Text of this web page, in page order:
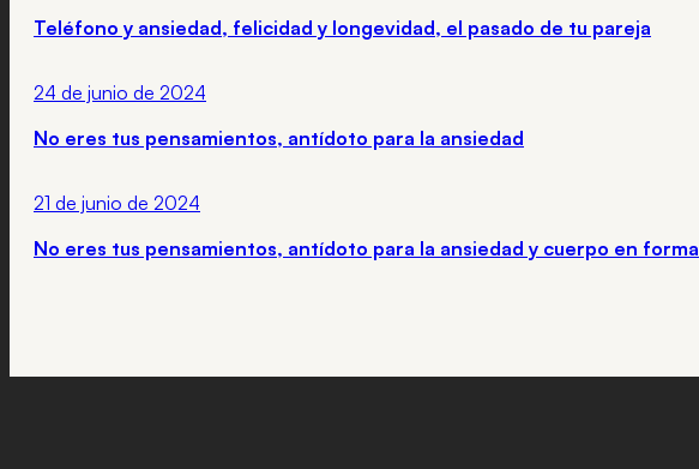
Teléfono y ansiedad, felicidad y longevidad, el pasado de tu pareja
24 de junio de 2024
No eres tus pensamientos, antídoto para la ansiedad
21 de junio de 2024
No eres tus pensamientos, antídoto para la ansiedad y cuerpo en forma